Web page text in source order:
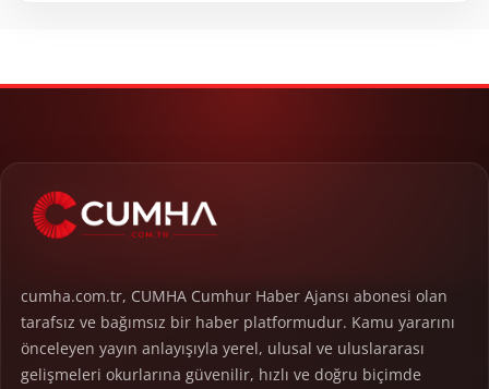
cumha.com.tr, CUMHA Cumhur Haber Ajansı abonesi olan
tarafsız ve bağımsız bir haber platformudur. Kamu yararını
önceleyen yayın anlayışıyla yerel, ulusal ve uluslararası
gelişmeleri okurlarına güvenilir, hızlı ve doğru biçimde